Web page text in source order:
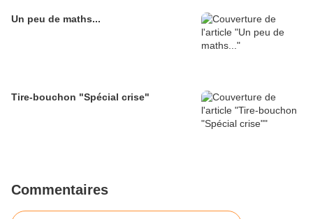
Un peu de maths...
Tire-bouchon "Spécial crise"
Commentaires